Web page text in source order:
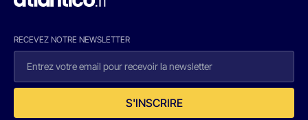
RECEVEZ NOTRE NEWSLETTER
S'INSCRIRE